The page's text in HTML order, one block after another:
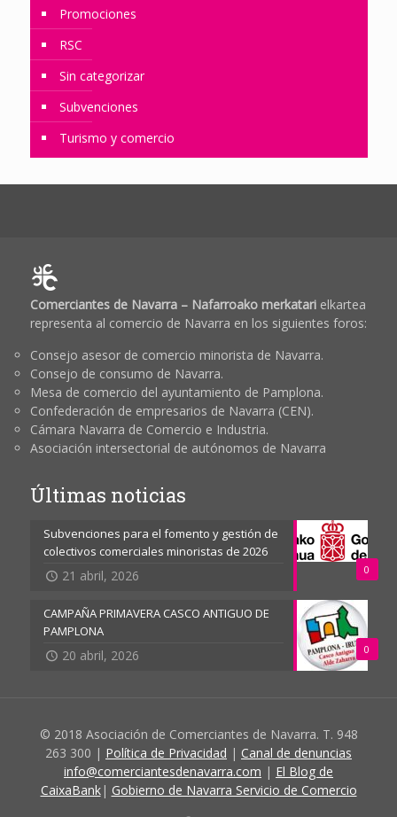
Promociones
RSC
Sin categorizar
Subvenciones
Turismo y comercio
Comerciantes de Navarra – Nafarroako merkatarielkartea
representa al comercio de Navarra en los siguientes foros:
Consejo asesor de comercio minorista de Navarra.
Consejo de consumo de Navarra.
Mesa de comercio del ayuntamiento de Pamplona.
Confederación de empresarios de Navarra (CEN).
Cámara Navarra de Comercio e Industria.
Asociación intersectorial de autónomos de Navarra
Últimas noticias
0
Subvenciones para el fomento y gestión de
colectivos comerciales minoristas de 2026
21 abril, 2026
0
CAMPAÑA PRIMAVERA CASCO ANTIGUO DE
PAMPLONA
20 abril, 2026
© 2018 Asociación de Comerciantes de Navarra. T. 948
263 300 | Política de Privacidad | Canal de denuncias
info@comerciantesdenavarra.com | El Blog de
CaixaBank| Gobierno de Navarra Servicio de Comercio